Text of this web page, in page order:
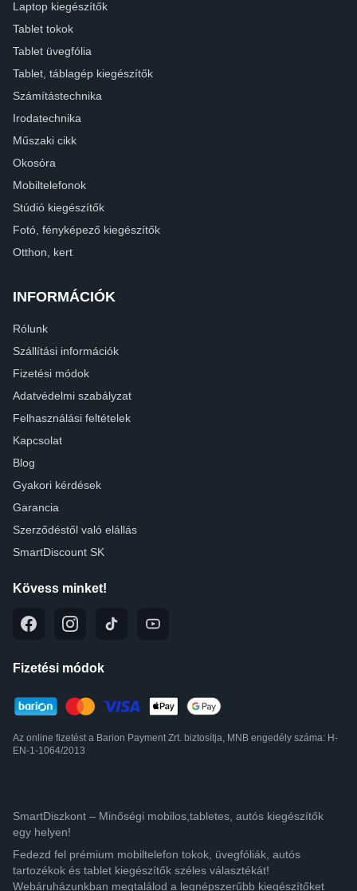
Laptop kiegészítők
Tablet tokok
Tablet üvegfólia
Tablet, táblagép kiegészítők
Számítástechnika
Irodatechnika
Műszaki cikk
Okosóra
Mobiltelefonok
Stúdió kiegészítők
Fotó, fényképező kiegészítők
Otthon, kert
INFORMÁCIÓK
Rólunk
Szállítási információk
Fizetési módok
Adatvédelmi szabályzat
Felhasználási feltételek
Kapcsolat
Blog
Gyakori kérdések
Garancia
Szerződéstől való elállás
SmartDiscount SK
Kövess minket!
Fizetési módok
Az online fizetést a Barion Payment Zrt. biztosítja, MNB engedély száma: H-
EN-1-1064/2013
SmartDiszkont – Minőségi mobilos,tabletes, autós kiegészítők
egy helyen!
Fedezd fel prémium mobiltelefon tokok, üvegfóliák, autós
tartozékok és tablet kiegészítők széles választékát!
Webáruházunkban megtalálod a legnépszerűbb kiegészítőket